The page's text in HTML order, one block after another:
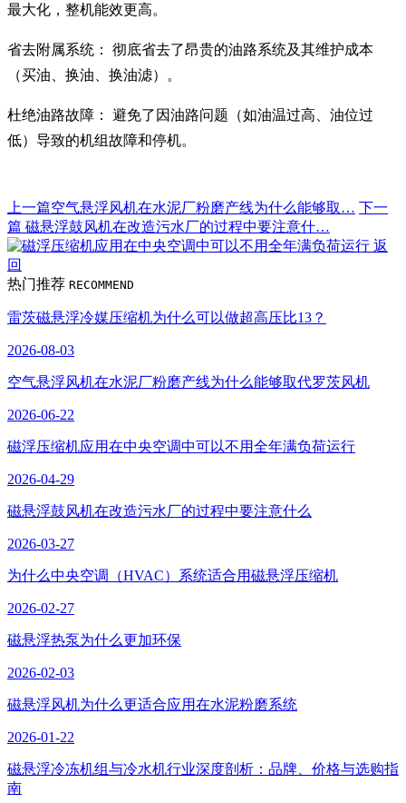
最大化，整机能效更高。
省去附属系统： 彻底省去了昂贵的油路系统及其维护成本
（买油、换油、换油滤）。
杜绝油路故障： 避免了因油路问题（如油温过高、油位过
低）导致的机组故障和停机。
上一篇空气悬浮风机在水泥厂粉磨产线为什么能够取… 下一
篇 磁悬浮鼓风机在改造污水厂的过程中要注意什…
返
回
热门推荐 RECOMMEND
雷茨磁悬浮冷媒压缩机为什么可以做超高压比13？
2026-08-03
空气悬浮风机在水泥厂粉磨产线为什么能够取代罗茨风机
2026-06-22
磁浮压缩机应用在中央空调中可以不用全年满负荷运行
2026-04-29
磁悬浮鼓风机在改造污水厂的过程中要注意什么
2026-03-27
为什么中央空调（HVAC）系统适合用磁悬浮压缩机
2026-02-27
磁悬浮热泵为什么更加环保
2026-02-03
磁悬浮风机为什么更适合应用在水泥粉磨系统
2026-01-22
磁悬浮冷冻机组与冷水机行业深度剖析：品牌、价格与选购指
南